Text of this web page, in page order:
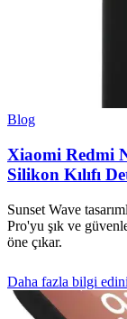
Blog
Xiaomi Redmi
Silikon Kılıfı
Sunset Wave
Pro'yu şık ve
öne çıkar.
Daha fazla bilgi